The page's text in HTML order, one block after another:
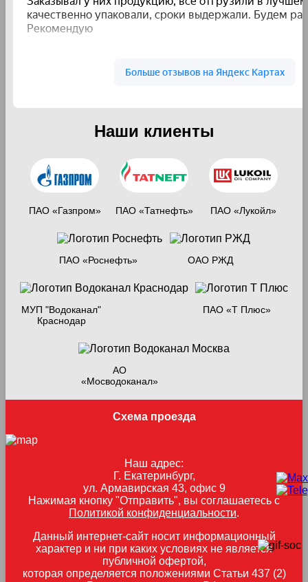
Наши клиенты
ПАО «Газпром» ПАО «Татнефть» ПАО «Лукойл»
ПАО «Роснефть» ОАО РЖД
МУП "Водоканал"
Краснодар
ПАО «Т Плюс»
АО
«Мосводоканал»
Схема проезда
Наш адрес:
Г. Екатеринбург,
ул. Армавирская 43, офис 9
Нажимая кнопку "Отправить", вы соглашаетесь с
Политикой конфиденциальности.
Данный интернет-сайт носит информационный
характер и ни при каких условиях не является
публичной офертой,
которая определяется положениями Статьи 437 (2)